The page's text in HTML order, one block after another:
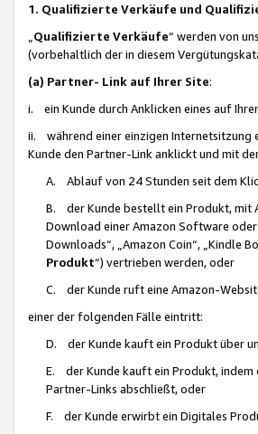
1. Qualifizierte Verkäufe und
Qualifizierte Verkäufe“ werden von
(vorbehaltlich der in diesem
(a) Partner- Link auf Ihrer Site:
i. ein Kunde durch Anklicken eines auf
ii. während einer einzigen Internetsitzung
Kunde den Partner-Link anklickt und mit
A. Ablauf von 24 Stunden seit dem
B. der Kunde bestellt ein Produkt, mit
Download einer Amazon Software oder
Downloads“, „Amazon Coin“, „Kindle
Produkt“) vertrieben werden, oder
C. der Kunde ruft eine Amazon-
einer der folgenden Fälle eintritt:
D. der Kunde kauft ein Produkt über
E. der Kunde kauft ein Produkt, indem
Partner-Links abschließt, oder
F. der Kunde erwirbt ein Digitales